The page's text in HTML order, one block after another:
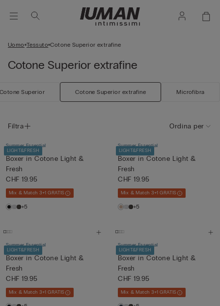
Uomo Tessuto Cotone Superior extrafine
Cotone Superior extrafine
Superior Cotone Superior extrafine Microfibra
Filtra Ordina per
LIGHT&FRESH
Summer Essential
Boxer in Cotone Light &
Fresh
CHF 19.95
Mix & Match 3+1 GRATIS
+5
LIGHT&FRESH
Summer Essential
Boxer in Cotone Light &
Fresh
CHF 19.95
Mix & Match 3+1 GRATIS
+5
LIGHT&FRESH
Summer Essential
Boxer in Cotone Light &
Fresh
CHF 19.95
Mix & Match 3+1 GRATIS
LIGHT&FRESH
Summer Essential
Boxer in Cotone Light &
Fresh
CHF 19.95
Mix & Match 3+1 GRATIS